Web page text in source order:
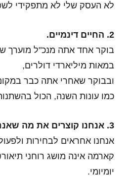
לא העסק שלי לא מתפקידי
2. החיים דינמיים.
בוקר אחד אתה מנכ"ל מוערך
במאות מיליארדי דולרים,
ובבוקר שאחרי אתה כבר
כמו עונות השנה, הכול
3. אנחנו קוצרים את מה שאנחנו זורעים.
אנחנו אחראים לבחירות
קארמה אינה מושג רוחני
יומיומי.